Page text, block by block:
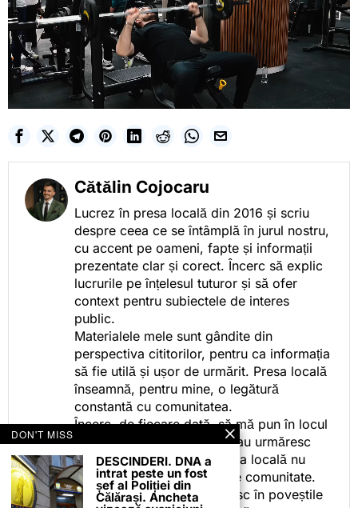
Cătălin Cojocaru
Lucrez în presa locală din 2016 și scriu
despre ceea ce se întâmplă în jurul nostru,
cu accent pe oameni, fapte și informații
prezentate clar și corect. Încerc să explic
lucrurile pe înțelesul tuturor și să ofer
context pentru subiectele de interes
public.
Materialele mele sunt gândite din
perspectiva cititorilor, pentru ca informația
să fie utilă și ușor de urmărit. Presa locală
înseamnă, pentru mine, o legătură
constantă cu comunitatea.
Încerc, de fiecare dată, să mă pun în locul
celor care citesc, privesc sau urmăresc
ceea ce fac. Pentru că presa locală nu
este despre mine, ci despre comunitate.
Iar dacă oamenii se regăsesc în poveștile
DON'T MISS
DESCINDERI. DNA a
intrat peste un fost
șef al Poliției din
Călărași. Ancheta